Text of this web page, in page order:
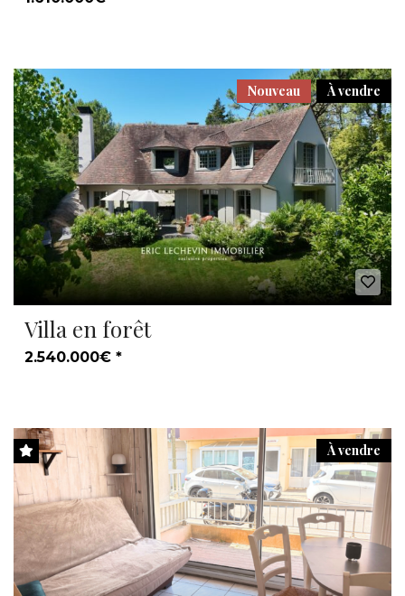
À vendre
Nouveau
Villa en forêt
2.540.000€ *
À vendre